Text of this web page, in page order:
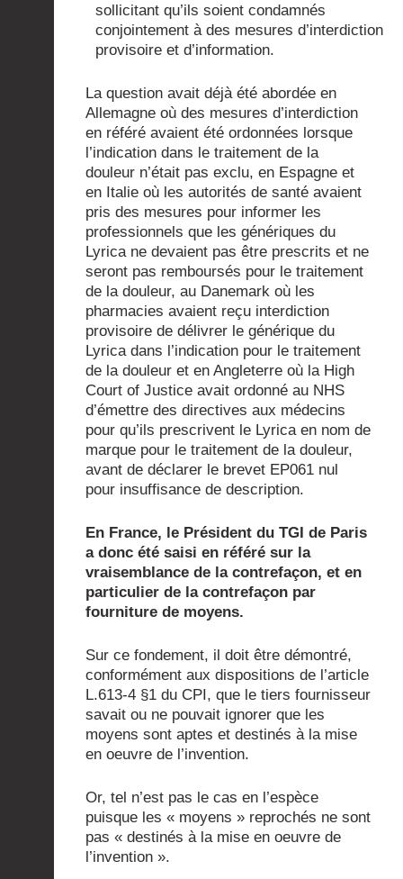
sollicitant qu’ils soient condamnés
conjointement à des mesures d’interdiction
provisoire et d’information.
La question avait déjà été abordée en
Allemagne où des mesures d’interdiction
en référé avaient été ordonnées lorsque
l’indication dans le traitement de la
douleur n’était pas exclu, en Espagne et
en Italie où les autorités de santé avaient
pris des mesures pour informer les
professionnels que les génériques du
Lyrica ne devaient pas être prescrits et ne
seront pas remboursés pour le traitement
de la douleur, au Danemark où les
pharmacies avaient reçu interdiction
provisoire de délivrer le générique du
Lyrica dans l’indication pour le traitement
de la douleur et en Angleterre où la High
Court of Justice avait ordonné au NHS
d’émettre des directives aux médecins
pour qu’ils prescrivent le Lyrica en nom de
marque pour le traitement de la douleur,
avant de déclarer le brevet EP061 nul
pour insuffisance de description.
En France, le Président du TGI de Paris
a donc été saisi en référé sur la
vraisemblance de la contrefaçon, et en
particulier de la contrefaçon par
fourniture de moyens.
Sur ce fondement, il doit être démontré,
conformément aux dispositions de l’article
L.613-4 §1 du CPI, que le tiers fournisseur
savait ou ne pouvait ignorer que les
moyens sont aptes et destinés à la mise
en oeuvre de l’invention.
Or, tel n’est pas le cas en l’espèce
puisque les « moyens » reprochés ne sont
pas « destinés à la mise en oeuvre de
l’invention ».